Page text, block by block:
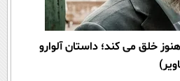
92 سالگی هنوز خلق می کند؛ داستان آلوارو